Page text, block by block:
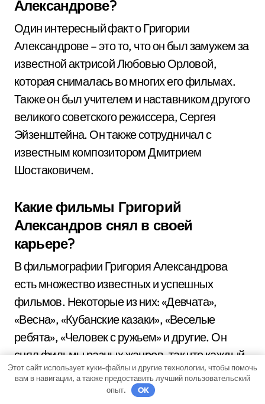
Александрове?
Один интересный факт о Григории
Александрове – это то, что он был замужем за
известной актрисой Любовью Орловой,
которая снималась во многих его фильмах.
Также он был учителем и наставником другого
великого советского режиссера, Сергея
Эйзенштейна. Он также сотрудничал с
известным композитором Дмитрием
Шостаковичем.
Какие фильмы Григорий
Александров снял в своей
карьере?
В фильмографии Григория Александрова
есть множество известных и успешных
фильмов. Некоторые из них: «Девчата»,
«Весна», «Кубанские казаки», «Веселые
ребята», «Человек с ружьем» и другие. Он
снял фильмы разных жанров, так что каждый
может найти что-то по своему вкусу.
Этот сайт использует куки-файлы и другие технологии, чтобы помочь
вам в навигации, а также предоставить лучший пользовательский
опыт.
OK